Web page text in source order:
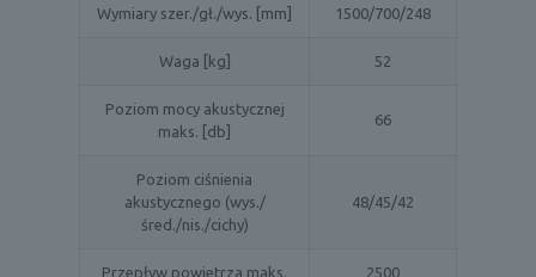
Wymiary szer./gł./wys. [mm] 1500/700/248
Waga [kg] 52
Poziom mocy akustycznej
maks. [db]
66
Poziom ciśnienia
akustycznego (wys./
śred./nis./cichy)
48/45/42
Przepływ powietrza maks. 2500